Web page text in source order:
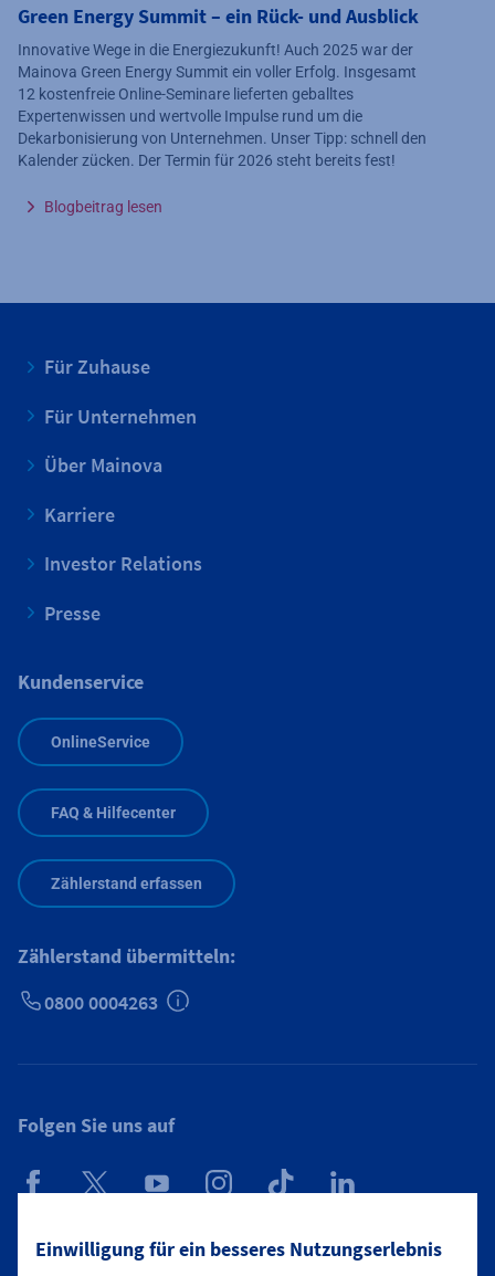
Einwilligung für ein besseres Nutzungserlebnis
Green Energy Summit – ein Rück- und Ausblick
Innovative Wege in die Energiezukunft! Auch 2025 war der
Mainova Green Energy Summit ein voller Erfolg. Insgesamt
12 kostenfreie Online-Seminare lieferten geballtes
Expertenwissen und wertvolle Impulse rund um die
Dekarbonisierung von Unternehmen. Unser Tipp: schnell den
Kalender zücken. Der Termin für 2026 steht bereits fest!
Blogbeitrag lesen
Für Zuhause
Für Unternehmen
Über Mainova
Karriere
Investor Relations
Presse
Kundenservice
OnlineService
FAQ & Hilfecenter
Zählerstand erfassen
Zählerstand übermitteln:
0800 0004263
Folgen Sie uns auf
Mainova App